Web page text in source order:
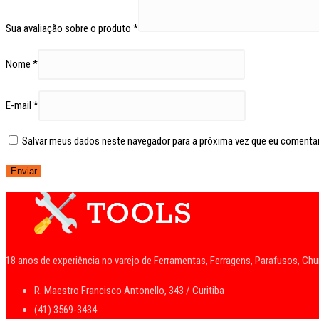
Sua avaliação sobre o produto *
Nome *
E-mail *
Salvar meus dados neste navegador para a próxima vez que eu
18 anos de experiência no varejo de Ferramentas, Ferragens, Parafusos,
R. Maestro Francisco Antonello, 343 / Curitiba
(41) 3569-3434